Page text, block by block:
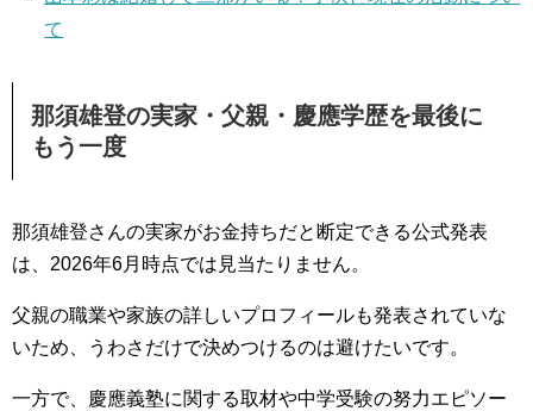
て
那須雄登の実家・父親・慶應学歴を最後に
もう一度
那須雄登さんの実家がお金持ちだと断定できる公式発表
は、2026年6月時点では見当たりません。
父親の職業や家族の詳しいプロフィールも発表されていな
いため、うわさだけで決めつけるのは避けたいです。
一方で、慶應義塾に関する取材や中学受験の努力エピソー